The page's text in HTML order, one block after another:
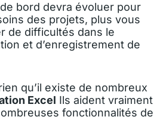
bord devra évoluer pour
des projets, plus vous
de difficultés dans le
et d’enregistrement de
qu’il existe de nombreux
Excel Ils aident vraiment
fonctionnalités de